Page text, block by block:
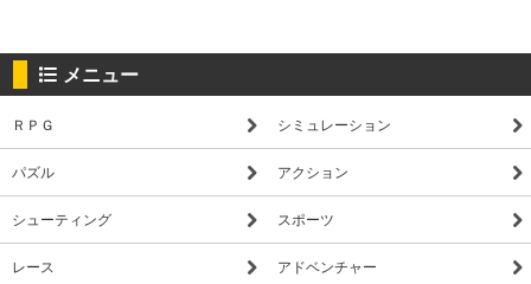
メニュー
ＲＰＧ シミュレーション
パズル アクション
シューティング スポーツ
レース アドベンチャー